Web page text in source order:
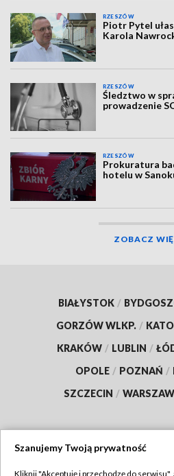
RZESZÓW
Piotr Pytel
Karola
RZESZÓW
Śledztwo w
prowadzenie
RZESZÓW
Prokuratura
hotelu w
ZOBACZ
BIAŁYSTOK /
GORZÓW WLKP. /
KRAKÓW / LUBLIN /
OPOLE / POZNAŃ /
SZCZECIN /
Szanujemy Twoją prywatność
Kliknij "Akceptuję i przechodzę do serwisu",